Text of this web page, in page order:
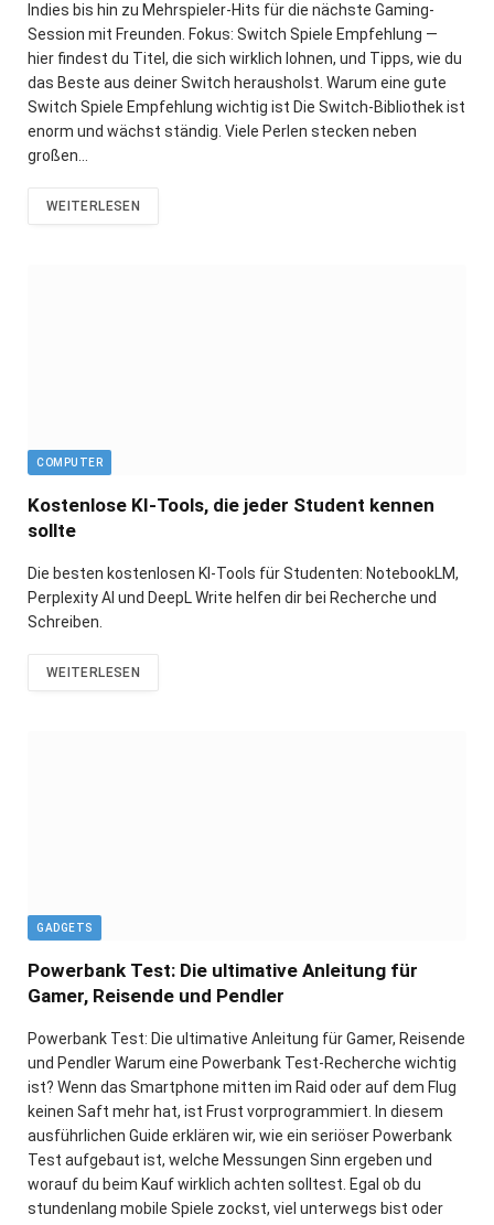
Indies bis hin zu Mehrspieler-Hits für die nächste Gaming-
Session mit Freunden. Fokus: Switch Spiele Empfehlung —
hier findest du Titel, die sich wirklich lohnen, und Tipps, wie du
das Beste aus deiner Switch herausholst. Warum eine gute
Switch Spiele Empfehlung wichtig ist Die Switch-Bibliothek ist
enorm und wächst ständig. Viele Perlen stecken neben
großen…
WEITERLESEN
COMPUTER
Kostenlose KI-Tools, die jeder Student kennen
sollte
Die besten kostenlosen KI-Tools für Studenten: NotebookLM,
Perplexity AI und DeepL Write helfen dir bei Recherche und
Schreiben.
WEITERLESEN
GADGETS
Powerbank Test: Die ultimative Anleitung für
Gamer, Reisende und Pendler
Powerbank Test: Die ultimative Anleitung für Gamer, Reisende
und Pendler Warum eine Powerbank Test-Recherche wichtig
ist? Wenn das Smartphone mitten im Raid oder auf dem Flug
keinen Saft mehr hat, ist Frust vorprogrammiert. In diesem
ausführlichen Guide erklären wir, wie ein seriöser Powerbank
Test aufgebaut ist, welche Messungen Sinn ergeben und
worauf du beim Kauf wirklich achten solltest. Egal ob du
stundenlang mobile Spiele zockst, viel unterwegs bist oder